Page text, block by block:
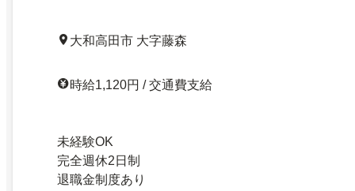
大和高田市 大字藤森
時給1,120円 / 交通費支給
未経験OK
完全週休2日制
退職金制度あり